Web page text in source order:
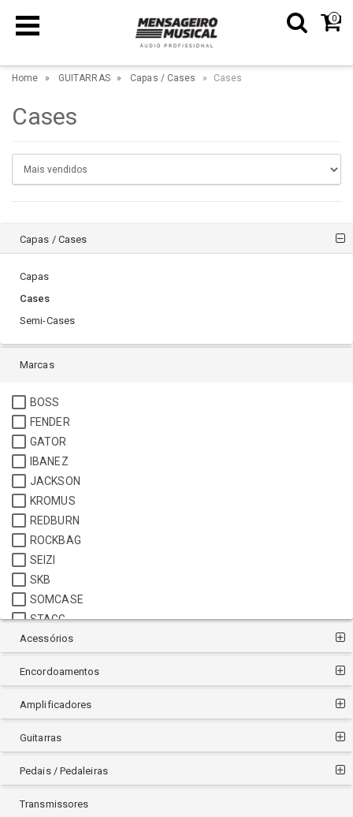
0
Home GUITARRAS Capas / Cases Cases
Cases
Capas / Cases
Capas
Cases
Semi-Cases
Marcas
BOSS
FENDER
GATOR
IBANEZ
JACKSON
KROMUS
REDBURN
ROCKBAG
SEIZI
SKB
SOMCASE
STAGG
STRINBERG
Acessórios
Encordoamentos
Amplificadores
Guitarras
Pedais / Pedaleiras
Transmissores